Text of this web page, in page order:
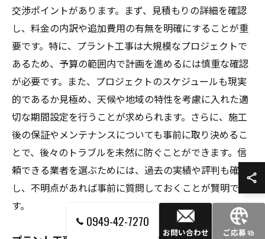
交渉ポイントがあります。まず、見積もりの詳細を確認
し、料金の内訳や追加費用の有無を明確にすることが重
要です。特に、プラント工事は大規模なプロジェクトで
あるため、予算の範囲内で計画を進めるには慎重な確認
が必要です。また、プロジェクトのスケジュールも現実
的であるか見極め、天候や地域の特性を考慮に入れた適
切な期間設定を行うことが求められます。さらに、施工
後の保証やメンテナンスについても事前に取り決めるこ
とで、後々のトラブルを未然に防ぐことができます。信
頼できる業者を選ぶためには、過去の実績や評判も確認
し、不明点があれば事前に質問しておくことが賢明で
す。
0949-42-7270
お問い合わせ ご応募